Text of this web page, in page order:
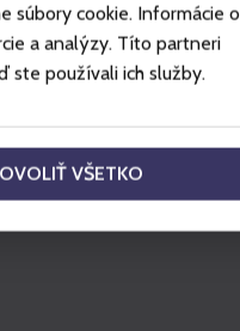
súbory cookie. Informácie o
a analýzy. Títo partneri
ste používali ich služby.
VŠETKO